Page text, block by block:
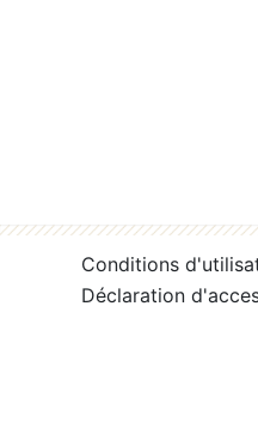
Conditions
Déclaration